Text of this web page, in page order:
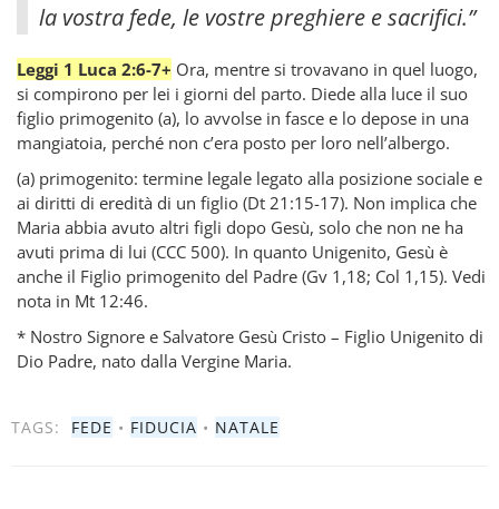
la vostra fede, le vostre preghiere e sacrifici.”
Leggi 1 Luca 2:6-7+ Ora, mentre si trovavano in quel luogo,
si compirono per lei i giorni del parto. Diede alla luce il suo
figlio primogenito (a), lo avvolse in fasce e lo depose in una
mangiatoia, perché non c’era posto per loro nell’albergo.
(a) primogenito: termine legale legato alla posizione sociale e
ai diritti di eredità di un figlio (Dt 21:15-17). Non implica che
Maria abbia avuto altri figli dopo Gesù, solo che non ne ha
avuti prima di lui (CCC 500). In quanto Unigenito, Gesù è
anche il Figlio primogenito del Padre (Gv 1,18; Col 1,15). Vedi
nota in Mt 12:46.
* Nostro Signore e Salvatore Gesù Cristo – Figlio Unigenito di
Dio Padre, nato dalla Vergine Maria.
TAGS: FEDE • FIDUCIA • NATALE